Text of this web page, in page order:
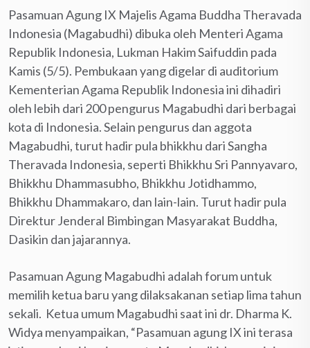
Pasamuan Agung IX Majelis Agama Buddha Theravada
Indonesia (Magabudhi) dibuka oleh Menteri Agama
Republik Indonesia, Lukman Hakim Saifuddin pada
Kamis (5/5). Pembukaan yang digelar di auditorium
Kementerian Agama Republik Indonesia ini dihadiri
oleh lebih dari 200 pengurus Magabudhi dari berbagai
kota di Indonesia. Selain pengurus dan aggota
Magabudhi, turut hadir pula bhikkhu dari Sangha
Theravada Indonesia, seperti Bhikkhu Sri Pannyavaro,
Bhikkhu Dhammasubho, Bhikkhu Jotidhammo,
Bhikkhu Dhammakaro, dan lain-lain. Turut hadir pula
Direktur Jenderal Bimbingan Masyarakat Buddha,
Dasikin dan jajarannya.
Pasamuan Agung Magabudhi adalah forum untuk
memilih ketua baru yang dilaksakanan setiap lima tahun
sekali. Ketua umum Magabudhi saat ini dr. Dharma K.
Widya menyampaikan, “Pasamuan agung IX ini terasa